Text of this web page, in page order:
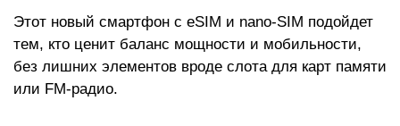
Этот новый смартфон с eSIM и nano-SIM подойдет
тем, кто ценит баланс мощности и мобильности,
без лишних элементов вроде слота для карт памяти
или FM-радио.